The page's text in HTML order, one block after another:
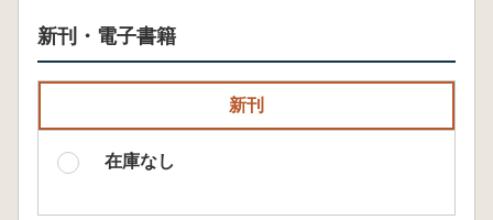
新刊・電子書籍
新刊
在庫なし